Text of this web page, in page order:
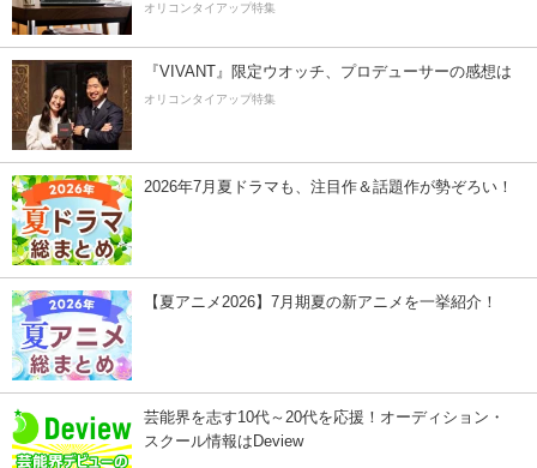
オリコンタイアップ特集
『VIVANT』限定ウオッチ、プロデューサーの感想は
オリコンタイアップ特集
2026年7月夏ドラマも、注目作＆話題作が勢ぞろい！
【夏アニメ2026】7月期夏の新アニメを一挙紹介！
芸能界を志す10代～20代を応援！オーディション・
スクール情報はDeview